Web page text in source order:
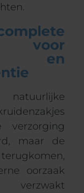
voor
en
verzorging
maar de
oorzaak